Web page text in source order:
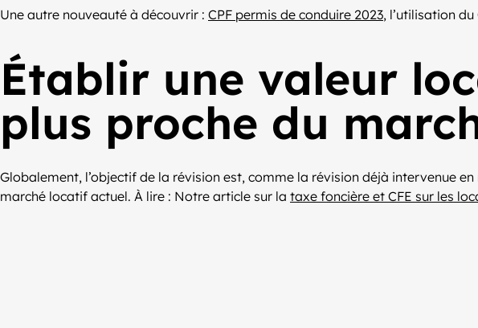
Une autre nouveauté à découvrir : CPF permis de conduire 2023, l’utilisation
Établir une valeur
plus proche du
Globalement, l’objectif de la révision est, comme la révision déjà intervenue
marché locatif actuel. À lire : Notre article sur la taxe foncière et CFE sur les